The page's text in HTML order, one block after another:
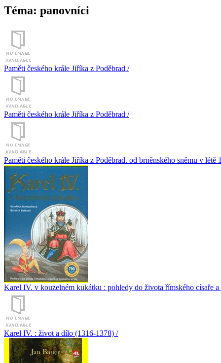
Téma: panovníci
Paměti českého krále Jiříka z Poděbrad /
Paměti českého krále Jiříka z Poděbrad /
Paměti českého krále Jiříka z Poděbrad. od brněnského sněmu v
Karel IV. v kouzelném kukátku : pohledy do života římského císaře a
Karel IV. : život a dílo (1316-1378) /